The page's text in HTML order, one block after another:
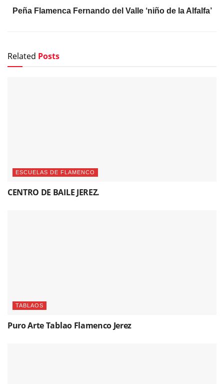
Peña Flamenca Fernando del Valle ‘niño de la Alfalfa’
Related Posts
ESCUELAS DE FLAMENCO
CENTRO DE BAILE JEREZ.
TABLAOS
Puro Arte Tablao Flamenco Jerez